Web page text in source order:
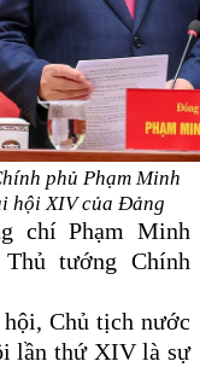
phủ Phạm Minh
hội XIV của Đảng
chí Phạm Minh
tướng Chính
Chủ tịch nước
lần thứ XIV là sự